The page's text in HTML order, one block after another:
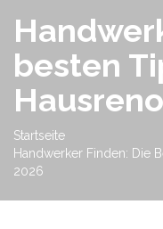
besten
Startseite
Handwerker Finden: Die
2026